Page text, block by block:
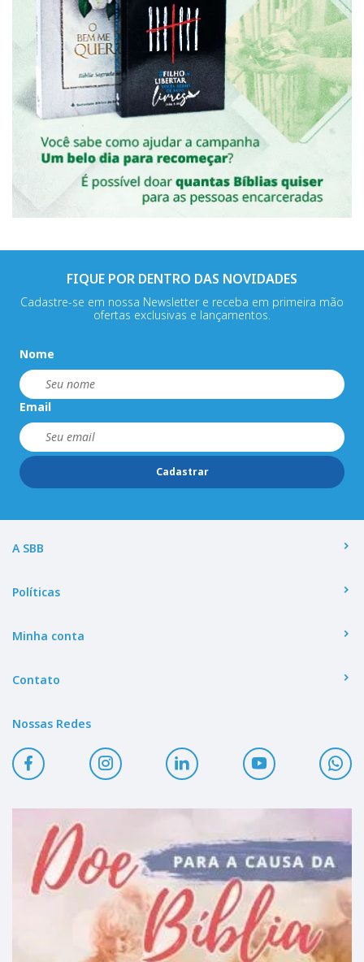
FIQUE POR DENTRO DAS NOVIDADES
Cadastre-se em nossa Newsletter e receba em primeira mão
ofertas exclusivas e lançamentos.
Nome
Email
Cadastrar
A SBB
Políticas
Minha conta
Contato
Nossas Redes